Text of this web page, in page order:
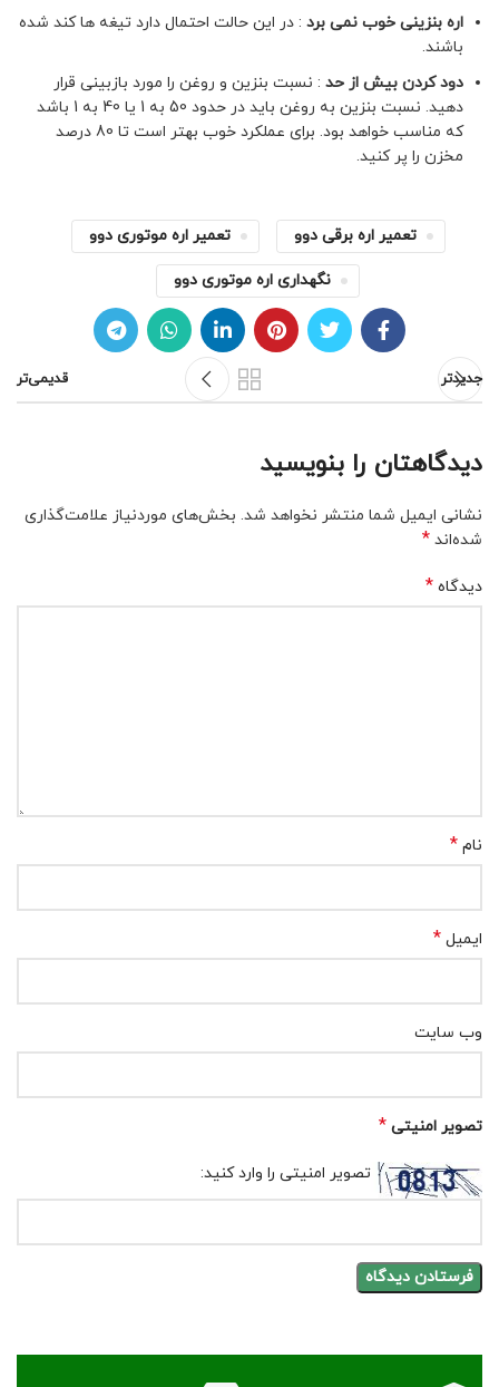
اره بنزینی خوب نمی برد : در این حالت احتمال دارد تیغه ها کند شده
باشند.
دود کردن بیش از حد : نسبت بنزین و روغن را مورد بازبینی قرار
دهید. نسبت بنزین به روغن باید در حدود 50 به 1 یا 40 به 1 باشد
که مناسب خواهد بود. برای عملکرد خوب بهتر است تا 80 درصد
مخزن را پر کنید.
تعمیر اره برقی دوو تعمیر اره موتوری دوو
نگهداری اره موتوری دوو
جدیدتر قدیمی‌تر
دیدگاهتان را بنویسید
نشانی ایمیل شما منتشر نخواهد شد. بخش‌های موردنیاز علامت‌گذاری
شده‌اند *
دیدگاه *
نام *
ایمیل *
وب‌ سایت
تصویر امنیتی *
تصویر امنیتی را وارد کنید: